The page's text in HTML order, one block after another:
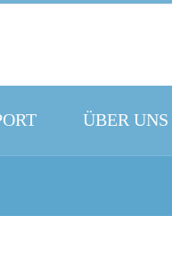
ÜBER UNS